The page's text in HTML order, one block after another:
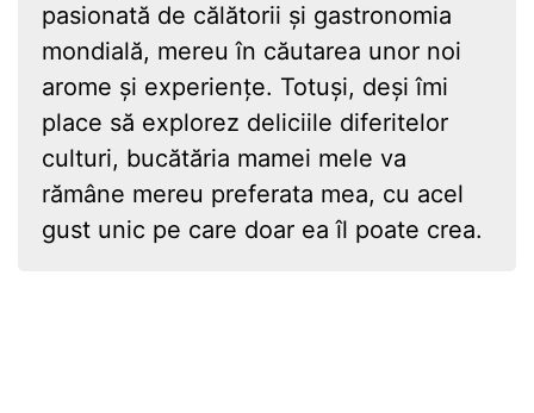
pasionată de călătorii și gastronomia
mondială, mereu în căutarea unor noi
arome și experiențe. Totuși, deși îmi
place să explorez deliciile diferitelor
culturi, bucătăria mamei mele va
rămâne mereu preferata mea, cu acel
gust unic pe care doar ea îl poate crea.